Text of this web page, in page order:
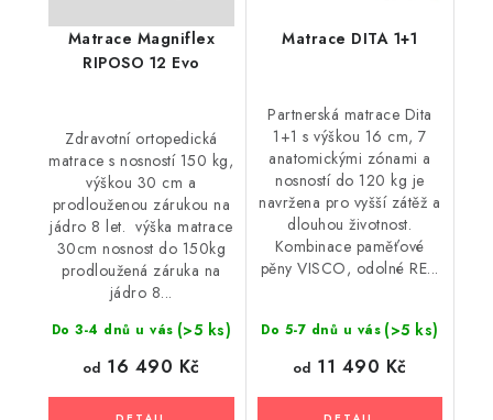
Matrace Magniflex
RIPOSO 12 Evo
Do 3-4 dnů u vás (>5 ks)
od 16 490 Kč
Zdravotní ortopedická
matrace s nosností 150 kg,
výškou 30 cm a
prodlouženou zárukou na
jádro 8 let. výška matrace
30cm nosnost do 150kg
prodloužená záruka na
jádro 8...
Matrace DITA 1+1
Do 5-7 dnů u vás (>5 ks)
od 11 490 Kč
Partnerská matrace Dita
1+1 s výškou 16 cm, 7
anatomickými zónami a
nosností do 120 kg je
navržena pro vyšší zátěž a
dlouhou životnost.
Kombinace paměťové
pěny VISCO, odolné RE...